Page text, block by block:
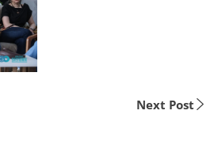
Next Post